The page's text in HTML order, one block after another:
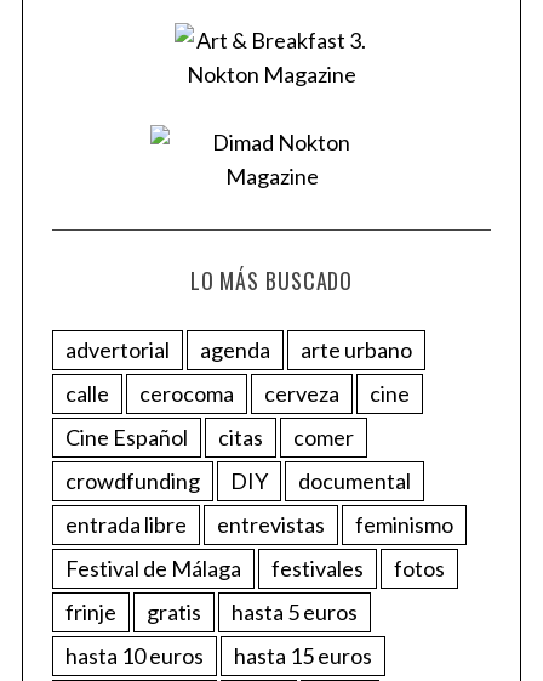
LO MÁS BUSCADO
advertorial agenda
arte urbano
calle
cerocoma cerveza
cine
Cine Español
citas
comer
crowdfunding
DIY
documental
entrada libre
entrevistas
feminismo
Festival de Málaga
festivales
fotos
frinje
gratis
hasta 5 euros
hasta 10 euros
hasta 15 euros